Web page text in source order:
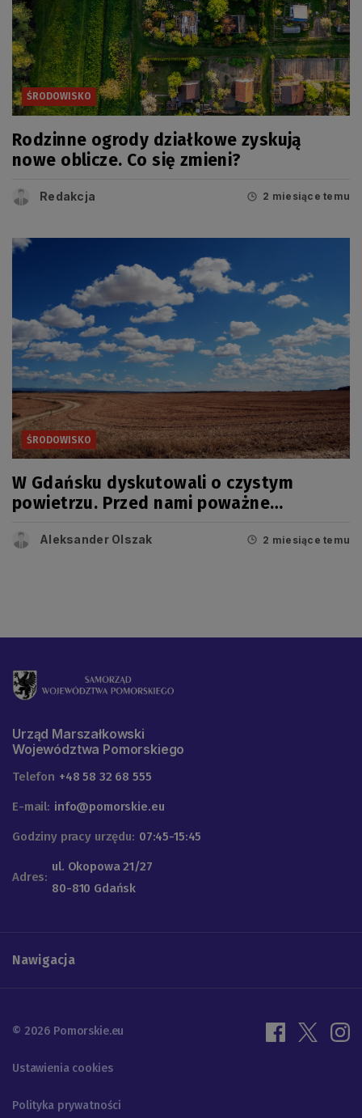
ŚRODOWISKO
Rodzinne ogrody działkowe zyskują
nowe oblicze. Co się zmieni?
Redakcja 2 miesiące temu
ŚRODOWISKO
W Gdańsku dyskutowali o czystym
powietrzu. Przed nami poważne
Aleksander Olszak 2 miesiące temu
Urząd Marszałkowski
Województwa Pomorskiego
Telefon +48 58 32 68 555
E-mail: info@pomorskie.eu
Godziny pracy urzędu: 07:45-15:45
Adres:
ul. Okopowa 21/27
80-810 Gdańsk
Nawigacja
© 2026 Pomorskie.eu
Ustawienia cookies
Polityka prywatności